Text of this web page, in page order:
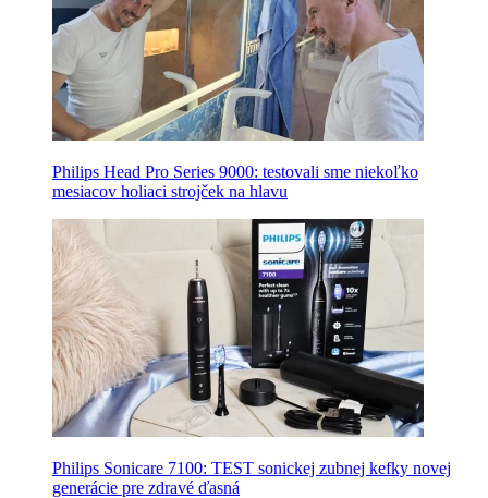
Philips Head Pro Series 9000: testovali sme niekoľko
mesiacov holiaci strojček na hlavu
Philips Sonicare 7100: TEST sonickej zubnej kefky novej
generácie pre zdravé ďasná